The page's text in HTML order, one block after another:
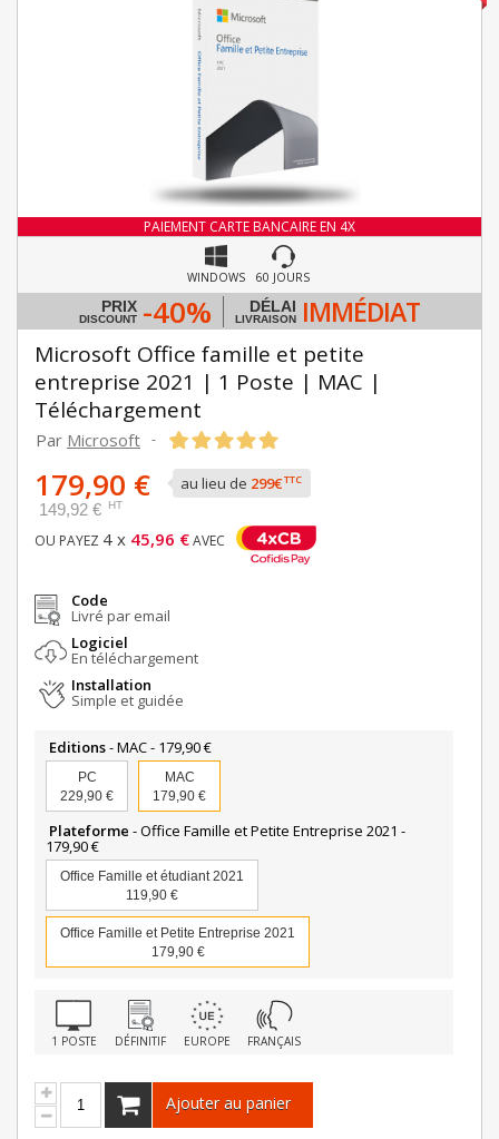
PAIEMENT CARTE BANCAIRE EN 4X
WINDOWS 60 JOURS
PRIX
DISCOUNT -40% DÉLAI
LIVRAISON IMMÉDIAT
Microsoft Office famille et petite
entreprise 2021 | 1 Poste | MAC |
Téléchargement
Par Microsoft -
179,90 € au lieu de 299€TTC
149,92 € HT
OU PAYEZ 4 x 45,96 €AVEC
Code
Livré par email
Logiciel
En téléchargement
Installation
Simple et guidée
Editions- MAC - 179,90 €
PC
229,90 €
MAC
179,90 €
Plateforme - Office Famille et Petite Entreprise 2021 -
179,90 €
Office Famille et étudiant 2021
119,90 €
Office Famille et Petite Entreprise 2021
179,90 €
1 POSTE DÉFINITIF EUROPE FRANÇAIS
Ajouter au panier